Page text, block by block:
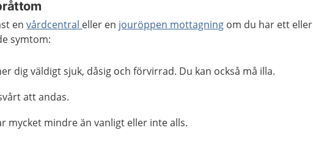
envårdcentral eller en jouröppen mottagning om du har ett eller
symtom:
dig väldigt sjuk, dåsig och förvirrad. Du kan också må illa.
att andas.
mycket mindre än vanligt eller inte alls.